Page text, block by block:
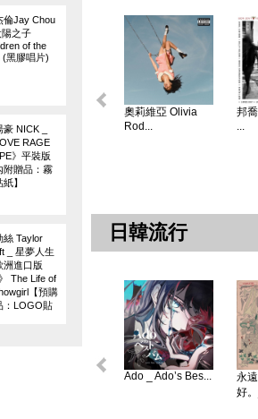
倫Jay Chou
陽之子
of the
(黑膠唱片)
豪 NICK _
RAGE
》平裝版
附贈品：霧
】
絲 Taylor
_ 星夢人生
洲進口版
The Life of
【預購
：LOGO貼
奧莉維亞 Olivia
Rod...
邦
...
日韓流行
Ado _ Ado’s Bes...
永
好